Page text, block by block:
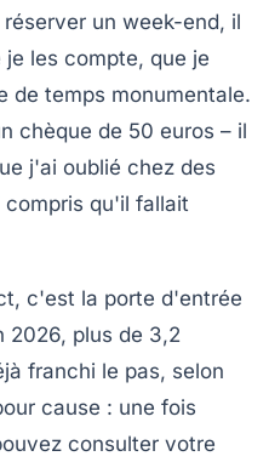
un week-end, il
les compte, que je
de temps monumentale.
chèque de 50 euros – il
j'ai oublié chez des
qu'il fallait
c'est la porte d'entrée
2026, plus de 3,2
franchi le pas, selon
cause : une fois
consulter votre